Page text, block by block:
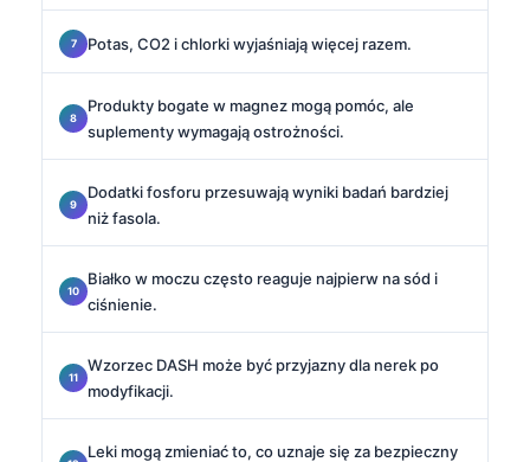
Potas, CO2 i chlorki wyjaśniają więcej razem.
Produkty bogate w magnez mogą pomóc, ale
suplementy wymagają ostrożności.
Dodatki fosforu przesuwają wyniki badań bardziej
niż fasola.
Białko w moczu często reaguje najpierw na sód i
ciśnienie.
Wzorzec DASH może być przyjazny dla nerek po
modyfikacji.
Leki mogą zmieniać to, co uznaje się za bezpieczny